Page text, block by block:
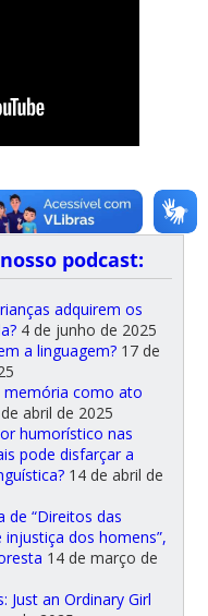
podcast:
adquirem os
4 de junho de 2025
a linguagem? 17 de
memória como ato
abril de 2025
humorístico nas
pode disfarçar a
14 de abril de
de “Direitos das
injustiça dos homens”,
14 de março de
Just an Ordinary Girl